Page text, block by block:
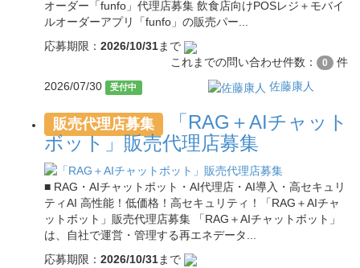
オーダー「funfo」代理店募集 飲食店向けPOSレジ＋モバイ
ルオーダーアプリ「funfo」の販売パー...
応募期限： 2026/10/31まで
これまでの問い合わせ件数：
0
件
2026/07/30
受付中 佐藤康人
販売代理店募集
「RAG＋AIチャット
ボット」販売代理店募集
■ RAG・AIチャットポット・AI代理店・AI導入・高セキュリ
ティAI 高性能！低価格！高セキュリティ！「RAG＋AIチャ
ットボット」販売代理店募集 「RAG＋AIチャットボット」
は、自社で運営・管理する再エネデータ...
応募期限： 2026/10/31まで